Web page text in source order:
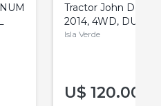
Tractor John Deere
2014, 4WD, DUAL
Isla Verde
U$ 120.000